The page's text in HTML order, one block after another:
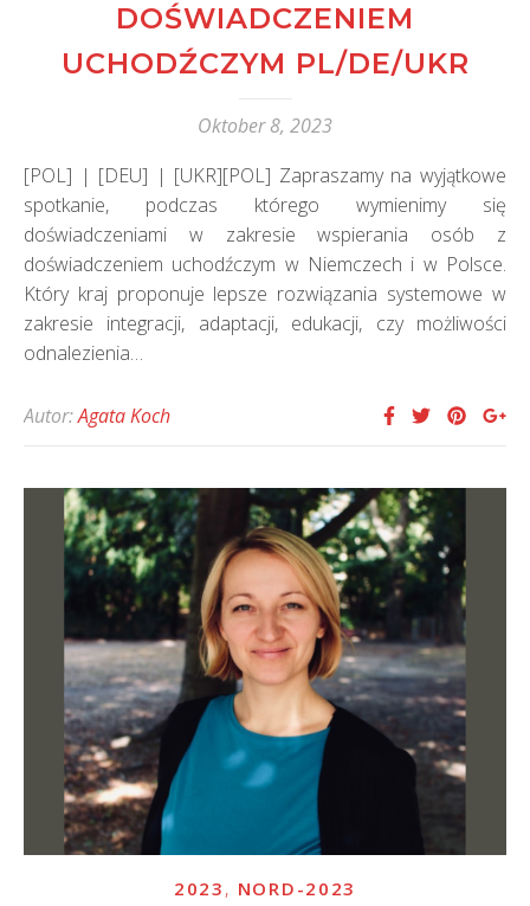
DOŚWIADCZENIEM
UCHODŹCZYM PL/DE/UKR
Oktober 8, 2023
[POL] | [DEU] | [UKR][POL] Zapraszamy na wyjątkowe
spotkanie, podczas którego wymienimy się
doświadczeniami w zakresie wspierania osób z
doświadczeniem uchodźczym w Niemczech i w Polsce.
Który kraj proponuje lepsze rozwiązania systemowe w
zakresie integracji, adaptacji, edukacji, czy możliwości
odnalezienia…
Autor:Agata Koch
2023 , NORD-2023